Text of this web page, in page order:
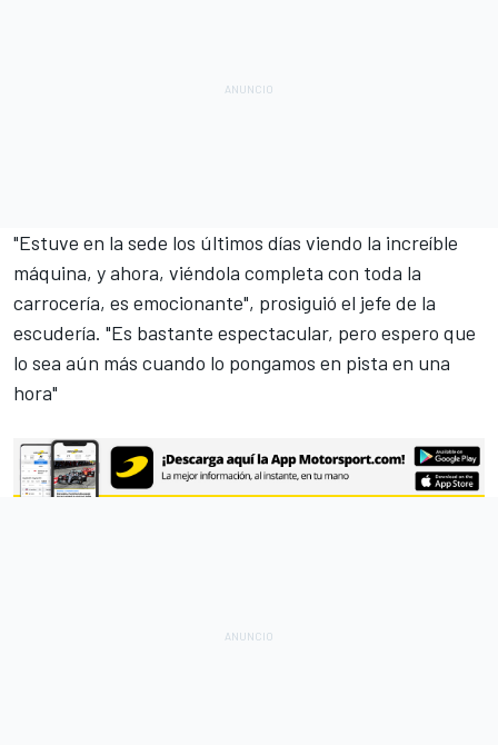
"Estuve en la sede los últimos días viendo la increíble
máquina, y ahora, viéndola completa con toda la
carrocería, es emocionante", prosiguió el jefe de la
escudería. "Es bastante espectacular, pero espero que
lo sea aún más cuando lo pongamos en pista en una
hora"